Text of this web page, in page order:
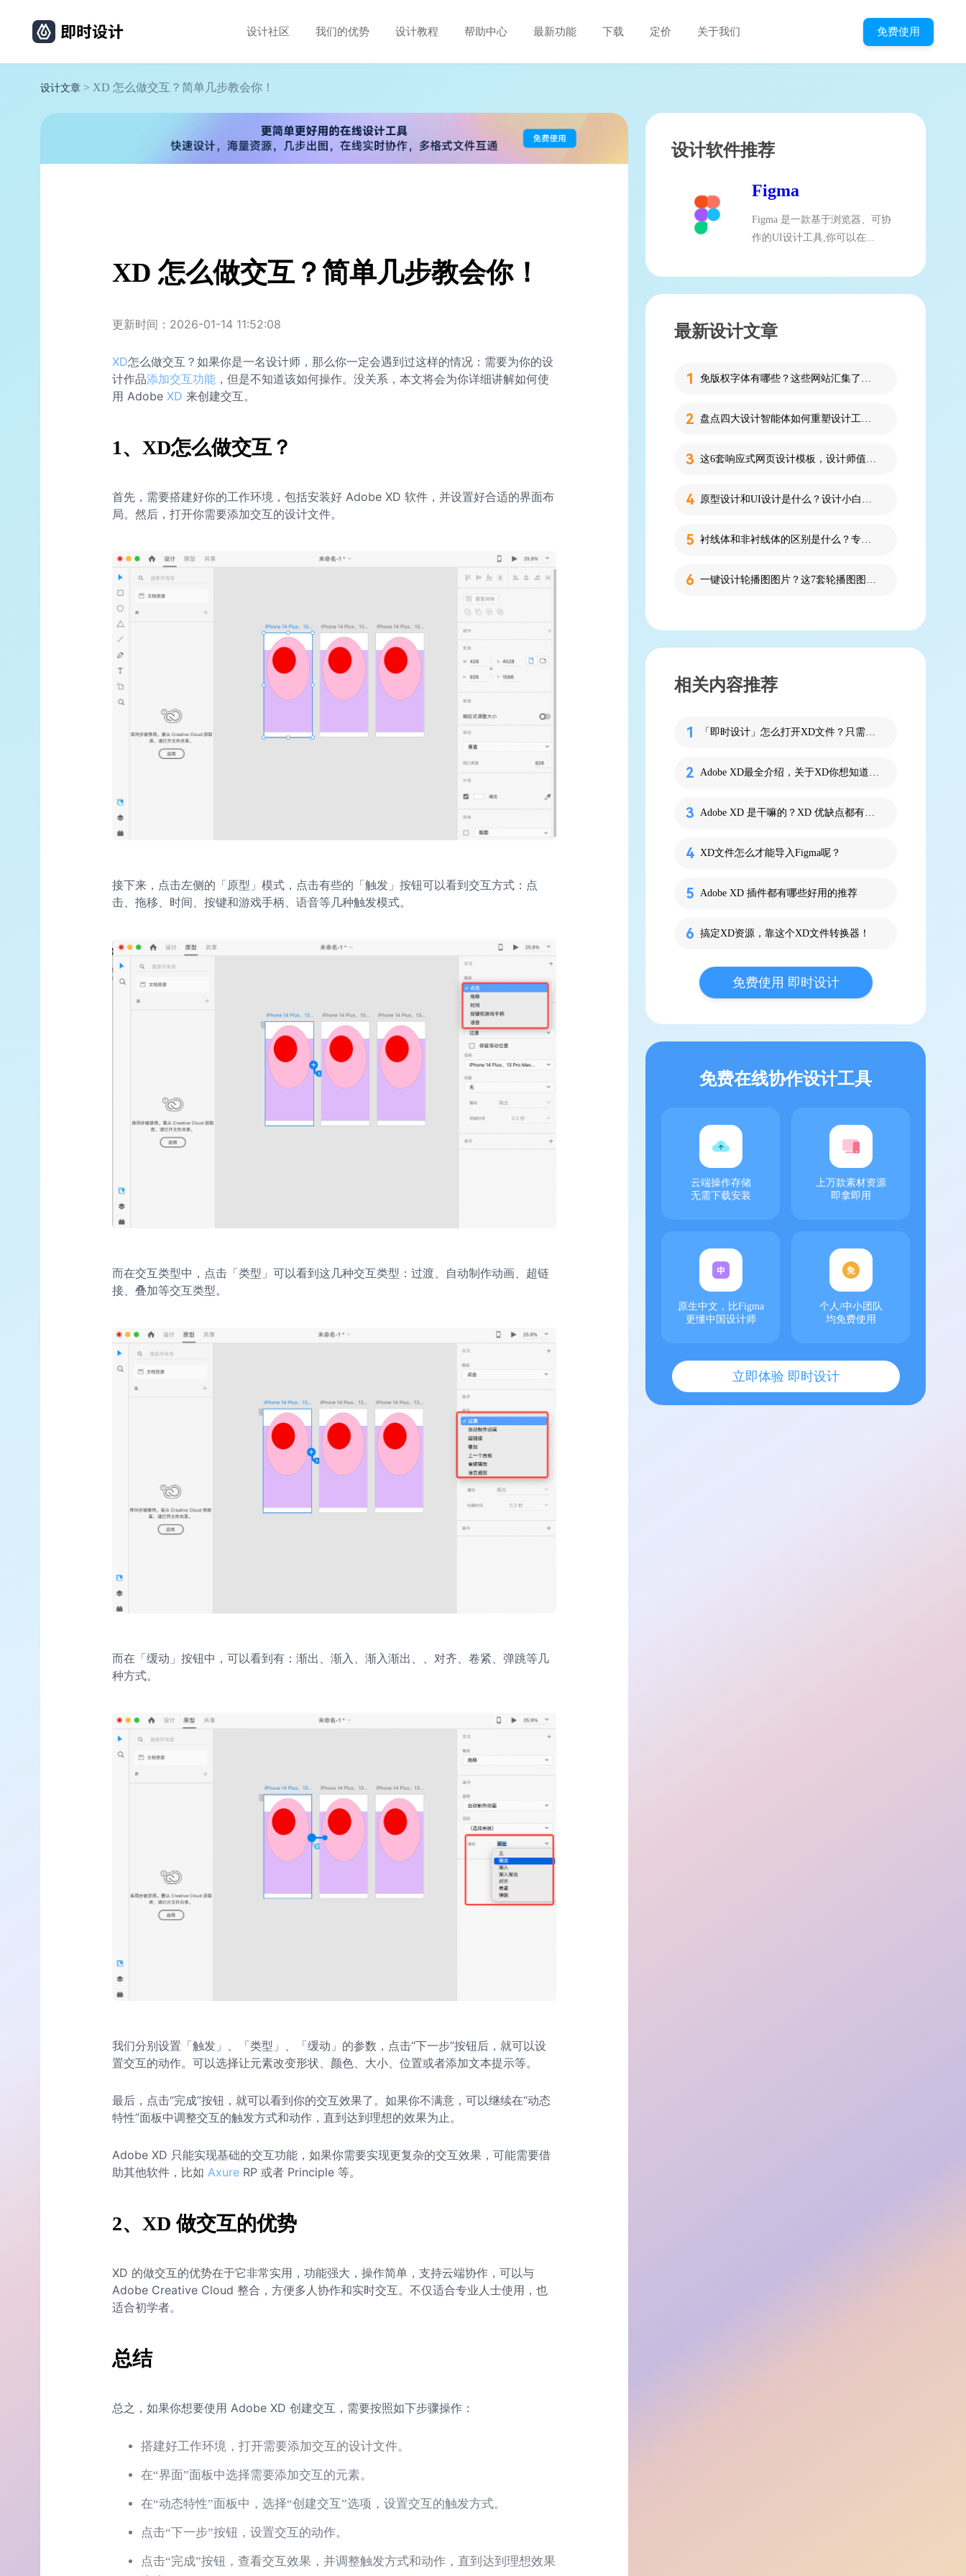
设计社区 我们的优势 设计教程 帮助中心 最新功能 下载 定价 关于我们 免费使用
设计文章 > XD 怎么做交互？简单几步教会你！
XD 怎么做交互？简单几步教会你！
更新时间：2026-01-14 11:52:08
XD怎么做交互？如果你是一名设计师，那么你一定会遇到过这样的情况：需要为你的设
计作品添加交互功能 ，但是不知道该如何操作。没关系，本文将会为你详细讲解如何使
用 Adobe XD 来创建交互。
1、XD怎么做交互？
首先，需要搭建好你的工作环境，包括安装好 Adobe XD 软件，并设置好合适的界面布
局。然后，打开你需要添加交互的设计文件。
接下来，点击左侧的「原型」模式，点击有些的「触发」按钮可以看到交互方式：点
击、拖移、时间、按键和游戏手柄、语音等几种触发模式。
而在交互类型中，点击「类型」可以看到这几种交互类型：过渡、自动制作动画、超链
接、叠加等交互类型。
而在「缓动」按钮中，可以看到有：渐出、渐入、渐入渐出、、对齐、卷紧、弹跳等几
种方式。
我们分别设置「触发」、「类型」、「缓动」的参数，点击“下一步”按钮后，就可以设
置交互的动作。可以选择让元素改变形状、颜色、大小、位置或者添加文本提示等。
最后，点击“完成”按钮，就可以看到你的交互效果了。如果你不满意，可以继续在“动态
特性”面板中调整交互的触发方式和动作，直到达到理想的效果为止。
Adobe XD 只能实现基础的交互功能，如果你需要实现更复杂的交互效果，可能需要借
助其他软件，比如 Axure RP 或者 Principle 等。
2、XD 做交互的优势
XD 的做交互的优势在于它非常实用，功能强大，操作简单，支持云端协作，可以与
Adobe Creative Cloud 整合，方便多人协作和实时交互。不仅适合专业人士使用，也
适合初学者。
总结
总之，如果你想要使用 Adobe XD 创建交互，需要按照如下步骤操作：
搭建好工作环境，打开需要添加交互的设计文件。
在“界面”面板中选择需要添加交互的元素。
在“动态特性”面板中，选择“创建交互”选项，设置交互的触发方式。
点击“下一步”按钮，设置交互的动作。
点击“完成”按钮，查看交互效果，并调整触发方式和动作，直到达到理想效果
设计软件推荐
Figma
Figma 是一款基于浏览器、可协
作的UI设计工具,你可以在...
最新设计文章
免版权字体有哪些？这些网站汇集了近百款免版权字体！
盘点四大设计智能体如何重塑设计工作流
这6套响应式网页设计模板，设计师值得收藏！
原型设计和UI设计是什么？设计小白必看的科普！
衬线体和非衬线体的区别是什么？专为设计新人解答！
一键设计轮播图图片？这7套轮播图图片资源快收藏！
相关内容推荐
「即时设计」怎么打开XD文件？只需2步
Adobe XD最全介绍，关于XD你想知道的都在这里了！
Adobe XD 是干嘛的？XD 优缺点都有哪些？
XD文件怎么才能导入Figma呢？
Adobe XD 插件都有哪些好用的推荐
搞定XD资源，靠这个XD文件转换器！
免费使用 即时设计
免费在线协作设计工具
云端操作存储
无需下载安装
上万款素材资源
即拿即用
原生中文，比Figma
更懂中国设计师
个人/中小团队
均免费使用
立即体验 即时设计